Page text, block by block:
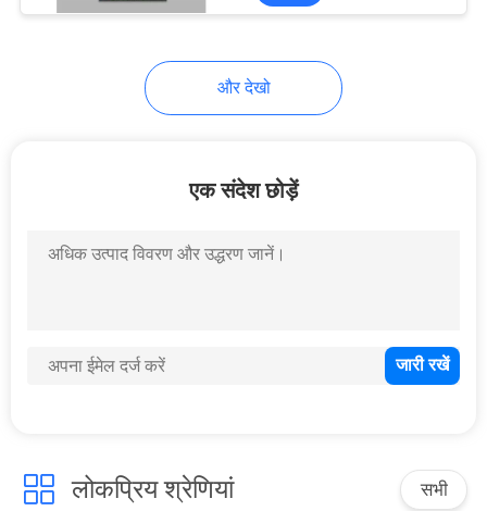
और देखो
एक संदेश छोड़ें
लोकप्रिय श्रेणियां सभी